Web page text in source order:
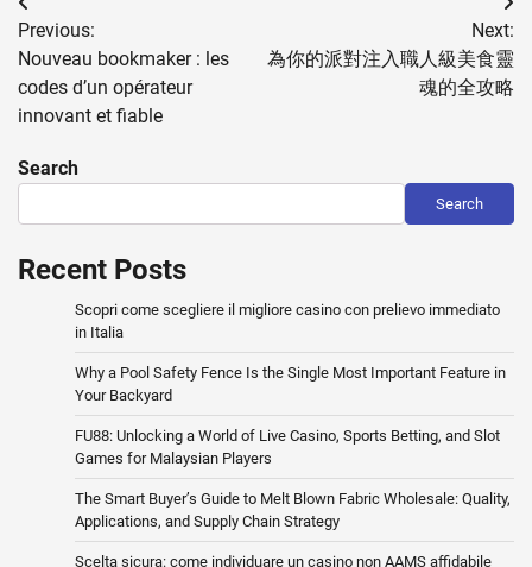
Post
navigation
Previous:
Nouveau bookmaker : les
codes d’un opérateur
innovant et fiable
Next:
為你的派對注入職人級美食靈
魂的全攻略
Search
Search
Recent Posts
Scopri come scegliere il migliore casino con prelievo immediato
in Italia
Why a Pool Safety Fence Is the Single Most Important Feature in
Your Backyard
FU88: Unlocking a World of Live Casino, Sports Betting, and Slot
Games for Malaysian Players
The Smart Buyer’s Guide to Melt Blown Fabric Wholesale: Quality,
Applications, and Supply Chain Strategy
Scelta sicura: come individuare un casino non AAMS affidabile